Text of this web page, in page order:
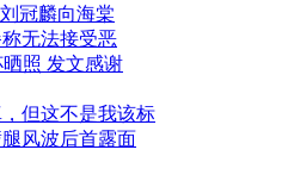
冠麟向海棠
无法接受恶
照 发文感谢
但这不是我该标
风波后首露面